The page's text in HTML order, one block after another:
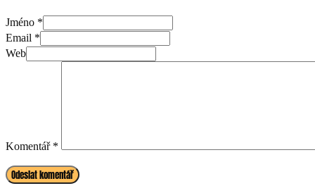
Jméno *
Email *
Web
Komentář *